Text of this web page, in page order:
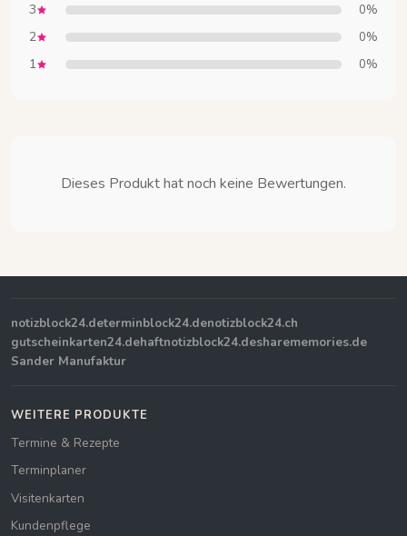
3 0%
2 0%
1 0%
Dieses Produkt hat noch keine Bewertungen.
notizblock24.determinblock24.denotizblock24.ch
gutscheinkarten24.dehaftnotizblock24.desharememories.de
Sander Manufaktur
WEITERE PRODUKTE
Termine & Rezepte
Terminplaner
Visitenkarten
Kundenpflege